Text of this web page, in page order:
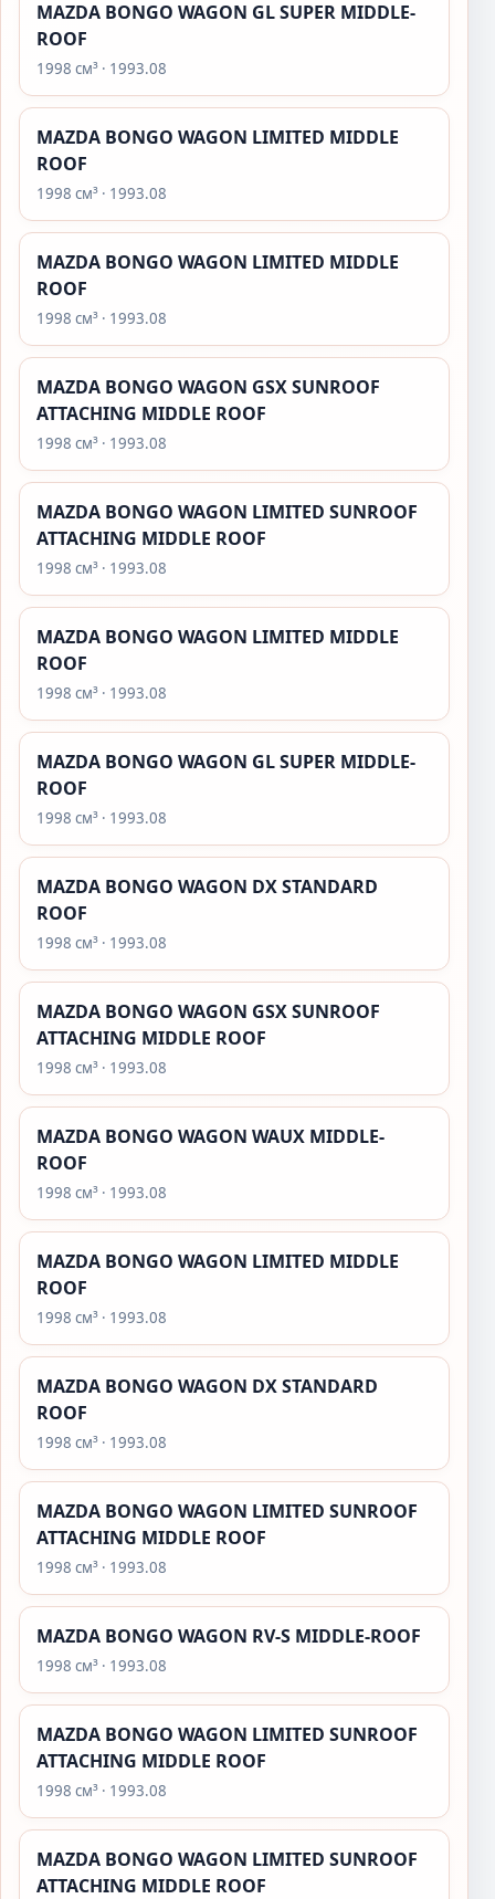
MAZDA BONGO WAGON GL SUPER MIDDLE-
ROOF
1998 см³ · 1993.08
MAZDA BONGO WAGON LIMITED MIDDLE
ROOF
1998 см³ · 1993.08
MAZDA BONGO WAGON LIMITED MIDDLE
ROOF
1998 см³ · 1993.08
MAZDA BONGO WAGON GSX SUNROOF
ATTACHING MIDDLE ROOF
1998 см³ · 1993.08
MAZDA BONGO WAGON LIMITED SUNROOF
ATTACHING MIDDLE ROOF
1998 см³ · 1993.08
MAZDA BONGO WAGON LIMITED MIDDLE
ROOF
1998 см³ · 1993.08
MAZDA BONGO WAGON GL SUPER MIDDLE-
ROOF
1998 см³ · 1993.08
MAZDA BONGO WAGON DX STANDARD
ROOF
1998 см³ · 1993.08
MAZDA BONGO WAGON GSX SUNROOF
ATTACHING MIDDLE ROOF
1998 см³ · 1993.08
MAZDA BONGO WAGON WAUX MIDDLE-
ROOF
1998 см³ · 1993.08
MAZDA BONGO WAGON LIMITED MIDDLE
ROOF
1998 см³ · 1993.08
MAZDA BONGO WAGON DX STANDARD
ROOF
1998 см³ · 1993.08
MAZDA BONGO WAGON LIMITED SUNROOF
ATTACHING MIDDLE ROOF
1998 см³ · 1993.08
MAZDA BONGO WAGON RV-S MIDDLE-ROOF
1998 см³ · 1993.08
MAZDA BONGO WAGON LIMITED SUNROOF
ATTACHING MIDDLE ROOF
1998 см³ · 1993.08
MAZDA BONGO WAGON LIMITED SUNROOF
ATTACHING MIDDLE ROOF